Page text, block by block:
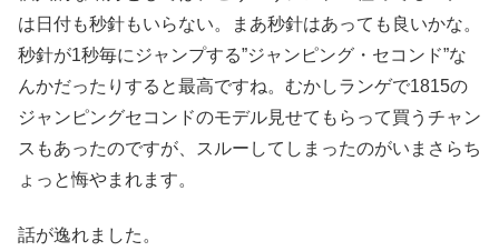
は日付も秒針もいらない。まあ秒針はあっても良いかな。
秒針が1秒毎にジャンプする”ジャンピング・セコンド”な
んかだったりすると最高ですね。むかしランゲで1815の
ジャンピングセコンドのモデル見せてもらって買うチャン
スもあったのですが、スルーしてしまったのがいまさらち
ょっと悔やまれます。
話が逸れました。